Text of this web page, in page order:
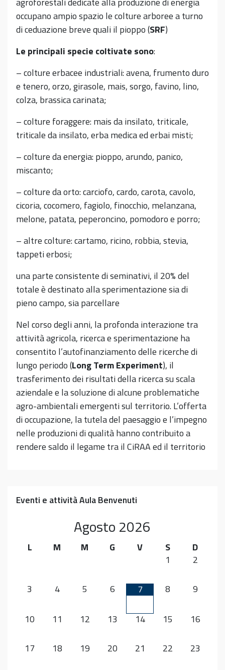
occupano ampio spazio le colture arboree a turno
di ceduazione breve quali il pioppo (SRF)
Le principali specie coltivate sono:
– colture erbacee industriali: avena, frumento duro
e tenero, orzo, girasole, mais, sorgo, favino, lino,
colza, brassica carinata;
– colture foraggere: mais da insilato, triticale,
triticale da insilato, erba medica ed erbai misti;
– colture da energia: pioppo, arundo, panico,
miscanto;
– colture da orto: carciofo, cardo, carota, cavolo,
cicoria, cocomero, fagiolo, finocchio, melanzana,
melone, patata, peperoncino, pomodoro e porro;
– altre colture: cartamo, ricino, robbia, stevia,
tappeti erbosi;
una parte consistente di seminativi, il 20% del
totale è destinato alla sperimentazione sia di
pieno campo, sia parcellare
Nel corso degli anni, la profonda interazione tra
attività agricola, ricerca e sperimentazione ha
consentito l’autofinanziamento delle ricerche di
lungo periodo (Long Term Experiment), il
trasferimento dei risultati della ricerca su scala
aziendale e la soluzione di alcune problematiche
agro-ambientali emergenti sul territorio. L’offerta
di occupazione, la tutela del paesaggio e l’impegno
nelle produzioni di qualità hanno contribuito a
rendere saldo il legame tra il CiRAA ed il territorio
Eventi e attività Aula Benvenuti
Agosto 2026
L M M G V S
D
1
2
3 4 5 6 7 8 9
10 11 12 13 14 15 16
17 18 19 20 21 22 23